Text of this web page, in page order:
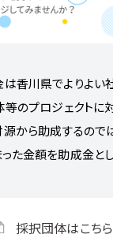
香川県でよりよい
のプロジェクトに
から助成するので
た金額を助成金とし
採択団体はこちら